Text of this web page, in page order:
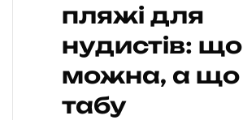
пляжі для
нудистів: що
можна, а що
табу